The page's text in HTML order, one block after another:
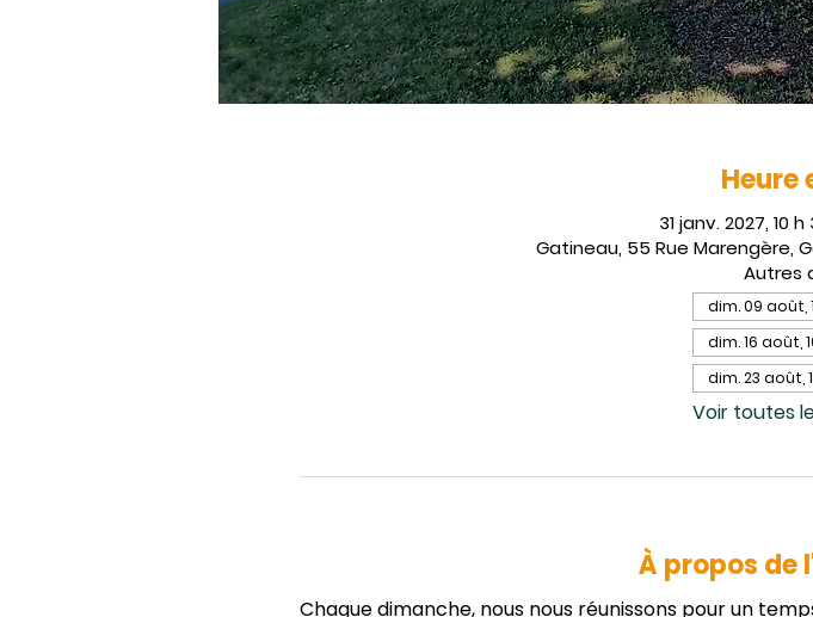
Heure
31 janv. 2027, 10 h
Gatineau, 55 Rue Marengère,
Autres
dim. 09 août,
dim. 16 août,
dim. 23 août,
Voir toutes
À propos de
Chaque dimanche, nous nous réunissons pour un